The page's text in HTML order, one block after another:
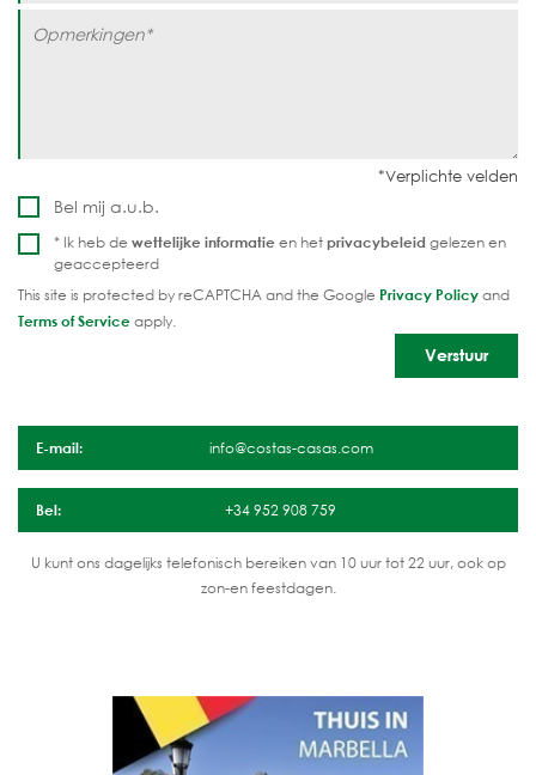
Bel mij a.u.b.
* Ik heb de wettelijke informatie en hetprivacybeleid gelezen en
geaccepteerd
This site is protected by reCAPTCHA and the Google Privacy Policyand
Terms of Serviceapply.
E-mail: info@costas-casas.com
Bel: +34 952 908 759
U kunt ons dagelijks telefonisch bereiken van 10 uur tot 22 uur, ook op
zon-en feestdagen.